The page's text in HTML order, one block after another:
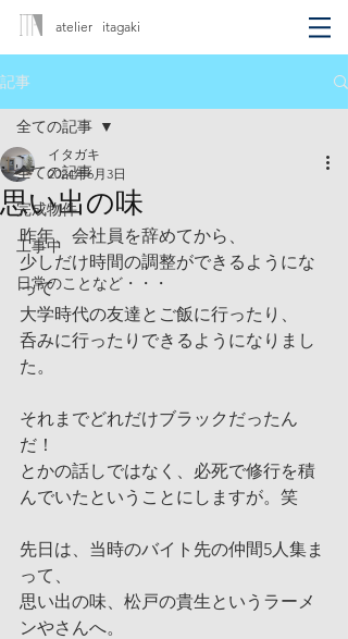
atelier itagaki
記事
全ての記事
完成物件
工事中
日常のことなど・・・
全ての記事
思い出の味
イタガキ
2024年6月3日
昨年、会社員を辞めてから、
少しだけ時間の調整ができるようにな
って
大学時代の友達とご飯に行ったり、
呑みに行ったりできるようになりまし
た。
それまでどれだけブラックだったん
だ！
とかの話しではなく、必死で修行を積
んでいたということにしますが。笑
先日は、当時のバイト先の仲間5人集ま
って、
思い出の味、松戸の貴生というラーメ
ンやさんへ。